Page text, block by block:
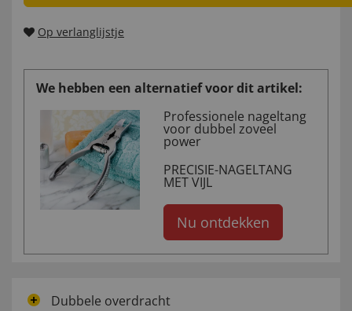
Op verlanglijstje
We hebben een alternatief voor dit artikel:
Professionele nageltang
voor dubbel zoveel
power
PRECISIE-NAGELTANG
MET VIJL
Nu ontdekken
Dubbele overdracht